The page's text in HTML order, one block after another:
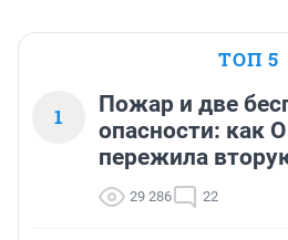
ТОП 5
1
Пожар и две
опасности: как
пережила
29 286 22